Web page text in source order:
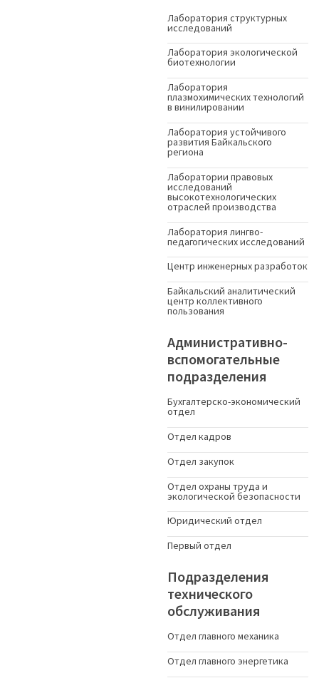
Лаборатория структурных
исследований
Лаборатория экологической
биотехнологии
Лаборатория
плазмохимических технологий
в винилировании
Лаборатория устойчивого
развития Байкальского
региона
Лаборатории правовых
исследований
высокотехнологических
отраслей производства
Лаборатория лингво-
педагогических исследований
Центр инженерных разработок
Байкальский аналитический
центр коллективного
пользования
Административно-
вспомогательные
подразделения
Бухгалтерско-экономический
отдел
Отдел кадров
Отдел закупок
Отдел охраны труда и
экологической безопасности
Юридический отдел
Первый отдел
Подразделения
технического
обслуживания
Отдел главного механика
Отдел главного энергетика